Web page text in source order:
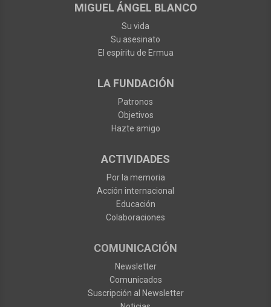
MIGUEL ÁNGEL BLANCO
Su vida
Su asesinato
El espíritu de Ermua
LA FUNDACIÓN
Patronos
Objetivos
Hazte amigo
ACTIVIDADES
Por la memoria
Acción internacional
Educación
Colaboraciones
COMUNICACIÓN
Newsletter
Comunicados
Suscripción al Newsletter